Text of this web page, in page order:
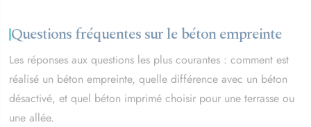
Questions fréquentes sur le béton empreinte
Les réponses aux questions les plus courantes : comment est
réalisé un béton empreinte, quelle différence avec un béton
désactivé, et quel béton imprimé choisir pour une terrasse ou
une allée.